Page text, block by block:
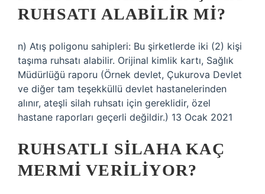
RUHSATI ALABILIR MI?
n) Atış poligonu sahipleri: Bu şirketlerde iki (2) kişi
taşıma ruhsatı alabilir. Orijinal kimlik kartı, Sağlık
Müdürlüğü raporu (Örnek devlet, Çukurova Devlet
ve diğer tam teşekküllü devlet hastanelerinden
alınır, ateşli silah ruhsatı için gereklidir, özel
hastane raporları geçerli değildir.) 13 Ocak 2021
RUHSATLI SILAHA KAÇ
MERMI VERILIYOR?